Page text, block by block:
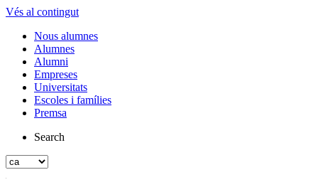
Vés al contingut
Nous alumnes
Alumnes
Alumni
Empreses
Universitats
Escoles i famílies
Premsa
Search